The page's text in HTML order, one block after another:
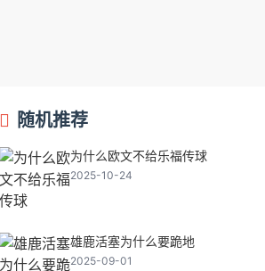
随机推荐
为什么欧文不给乐福传球
2025-10-24
雄鹿活塞为什么要跪地
2025-09-01